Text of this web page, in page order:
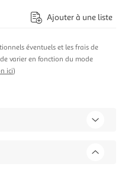
Ajouter à une liste
éventuels et les frais de
varier en fonction du mode
ici)